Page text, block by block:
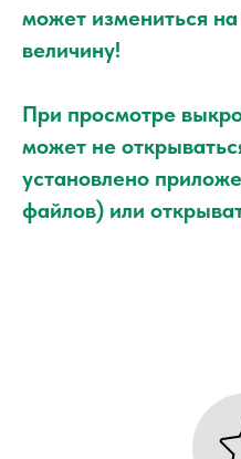
может измениться
величину!
При просмотре
может не
установлено
файлов) или